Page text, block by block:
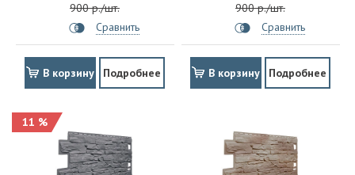
900 р./шт.
Сравнить
В корзину Подробнее
900 р./шт.
Сравнить
В корзину Подробнее
11 %